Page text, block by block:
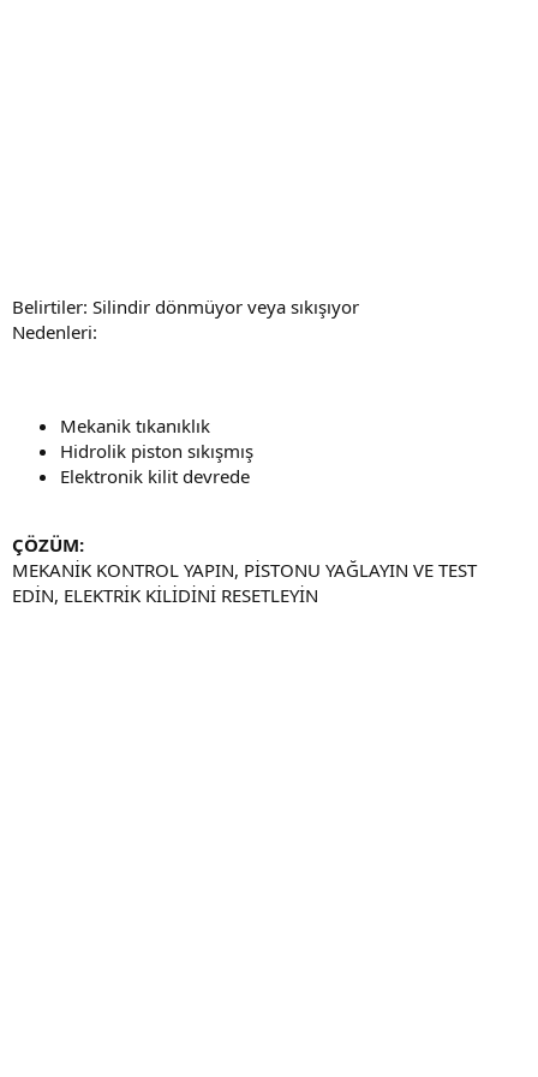
Belirtiler: Silindir dönmüyor veya sıkışıyor
Nedenleri:
Mekanik tıkanıklık
Hidrolik piston sıkışmış
Elektronik kilit devrede
ÇÖZÜM:
MEKANİK KONTROL YAPIN, PİSTONU YAĞLAYIN VE TEST
EDİN, ELEKTRİK KİLİDİNİ RESETLEYİN